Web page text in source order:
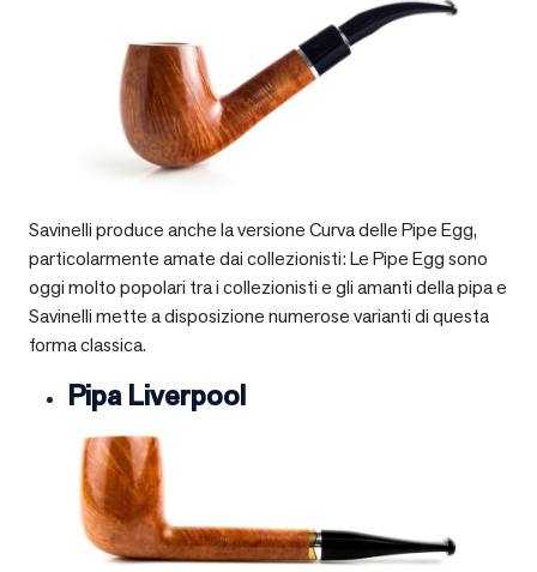
Savinelli produce anche la versione Curva delle Pipe Egg,
particolarmente amate dai collezionisti: Le Pipe Egg sono
oggi molto popolari tra i collezionisti e gli amanti della pipa e
Savinelli mette a disposizione numerose varianti di questa
forma classica.
Pipa Liverpool